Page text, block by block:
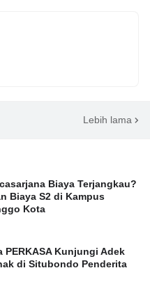
Lebih lama
Biaya Terjangkau?
Biaya S2 di Kampus
Kota
PERKASA Kunjungi Adek
di Situbondo Penderita